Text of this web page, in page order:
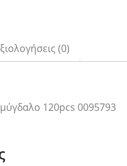
(0)
120pcs 0095793